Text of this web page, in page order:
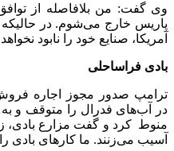
وی گفت: من بلافاصله از
پاریس خارج می‌شوم. در حالیکه
آمریکا، صنایع خود را نابود
بادی فراساحلی
ترامپ صدور مجوز اجاره
در آب‌های فدرال را متوقف و
منوط کرد و گفت مزارع
آسیب می‌زنند. ما کارهای بادی